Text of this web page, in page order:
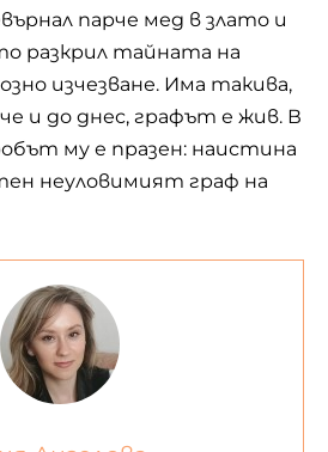
парче мед в злато и
разкрил тайната на
изчезване. Има такива,
и до днес, графът е жив. В
му е празен: наистина
неуловимият граф на